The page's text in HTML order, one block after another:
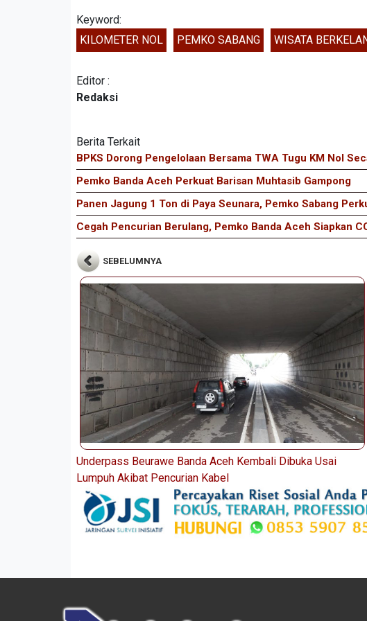
Keyword:
KILOMETER NOL
PEMKO SABANG WISATA
Editor :
Redaksi
Berita Terkait
BPKS Dorong Pengelolaan Bersama TWA Tugu KM Nol
Pemko Banda Aceh Perkuat Barisan Muhtasib Gampong
Panen Jagung 1 Ton di Paya Seunara, Pemko Sabang
Cegah Pencurian Berulang, Pemko Banda Aceh Siapkan
SEBELUMNYA
Underpass Beurawe Banda Aceh Kembali Dibuka Usai
Lumpuh Akibat Pencurian Kabel